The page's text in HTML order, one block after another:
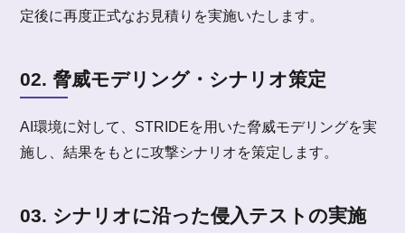
定後に再度正式なお見積りを実施いたします。
02. 脅威モデリング・シナリオ策定
AI環境に対して、STRIDEを用いた脅威モデリングを実
施し、結果をもとに攻撃シナリオを策定します。
03. シナリオに沿った侵入テストの実施